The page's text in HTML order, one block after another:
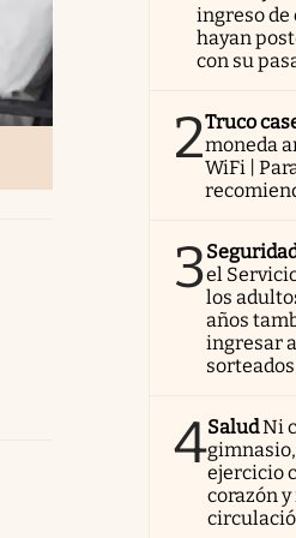
ingreso de
hayan
con su
2Truco
moneda
WiFi |
3el
los
años
ingresar
sorteados
4SaludNi
ejercicio
corazón